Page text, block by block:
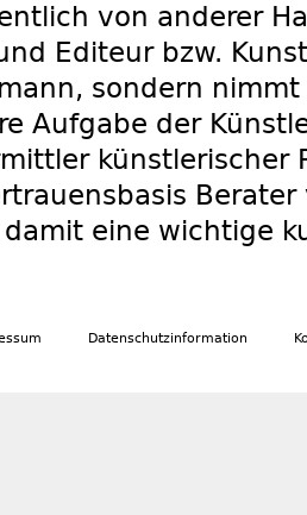
von anderer
Editeur bzw.
sondern nimmt
Aufgabe der
künstlerischer
eine wichtige
Datenschutzinformation